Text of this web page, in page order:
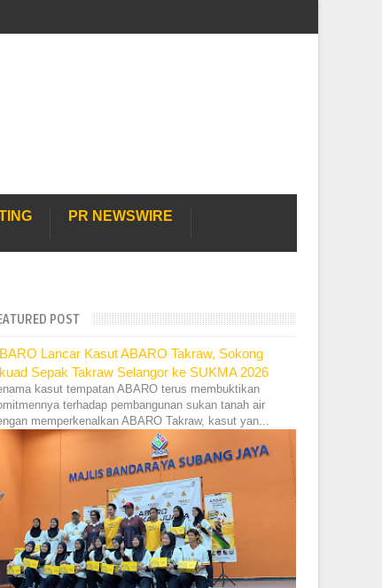
PR NEWSWIRE
POST
Lancar Kasut ABARO Takraw, Sokong
Sepak Takraw Selangor ke SUKMA 2026
kasut tempatan ABARO terus membuktikan
terhadap pembangunan sukan tanah air
memperkenalkan ABARO Takraw, kasut yan...